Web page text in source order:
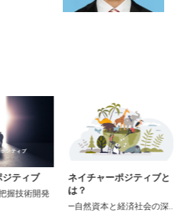
ネイチャーポジティブと
は？
―自然資本と経済社会の深い関わり―
ネイチャーポ